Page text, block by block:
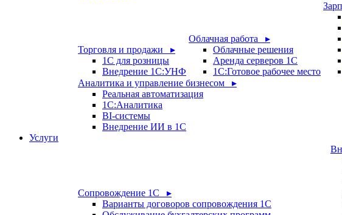
Торговля и продажи ▸
1С для розницы
Внедрение 1С:УНФ
Облачная работа ▸
Облачные решения
Аренда серверов 1С
1C:Готовое рабочее место
Аналитика и управление бизнесом ▸
Реальная автоматизация
1С:Аналитика
BI-системы
Внедрение ИИ в 1С
Услуги
Сопровождение 1С ▸
Варианты договоров сопровождения 1С